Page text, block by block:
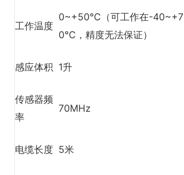
工作温度
0~+50℃（可工作在-40~+7
0℃，精度无法保证）
感应体积 1升
传感器频
率
70MHz
电缆长度 5米